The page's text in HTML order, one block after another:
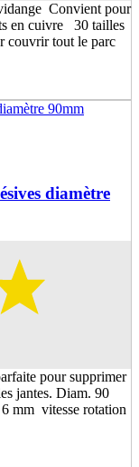
Convient pour
en cuivre 30 tailles
couvrir tout le parc
diamètre
pour supprimer
jantes. Diam. 90
mm vitesse rotation